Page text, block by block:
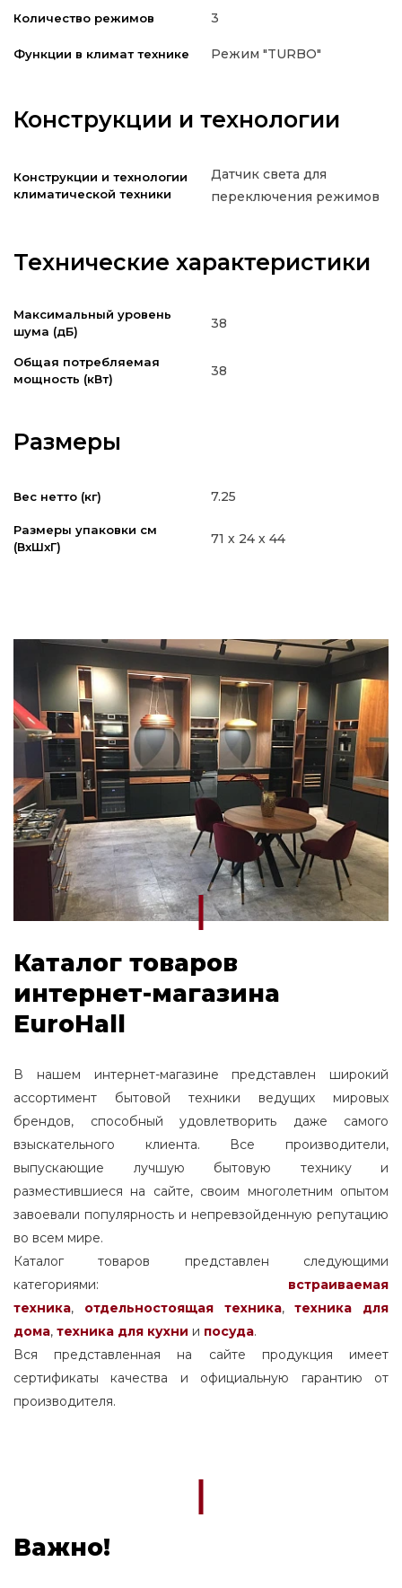
Количество режимов 3
Функции в климат технике Режим "TURBO"
Конструкции и технологии
Конструкции и технологии
климатической техники
Датчик света для
переключения режимов
Технические характеристики
Максимальный уровень
шума (дБ)
38
Общая потребляемая
мощность (кВт)
38
Размеры
Вес нетто (кг) 7.25
Размеры упаковки см
(ВxШxГ)
71 х 24 х 44
Каталог товаров
интернет-магазина
EuroHall
В нашем интернет-магазине представлен широкий
ассортимент бытовой техники ведущих мировых
брендов, способный удовлетворить даже самого
взыскательного клиента. Все производители,
выпускающие лучшую бытовую технику и
разместившиеся на сайте, своим многолетним опытом
завоевали популярность и непревзойденную репутацию
во всем мире.
Каталог товаров представлен следующими
категориями: встраиваемая
техника, отдельностоящаятехника,
техника для
дома, техника для кухни и посуда.
Вся представленная на сайте продукция имеет
сертификаты качества и официальную гарантию от
производителя.
Важно!